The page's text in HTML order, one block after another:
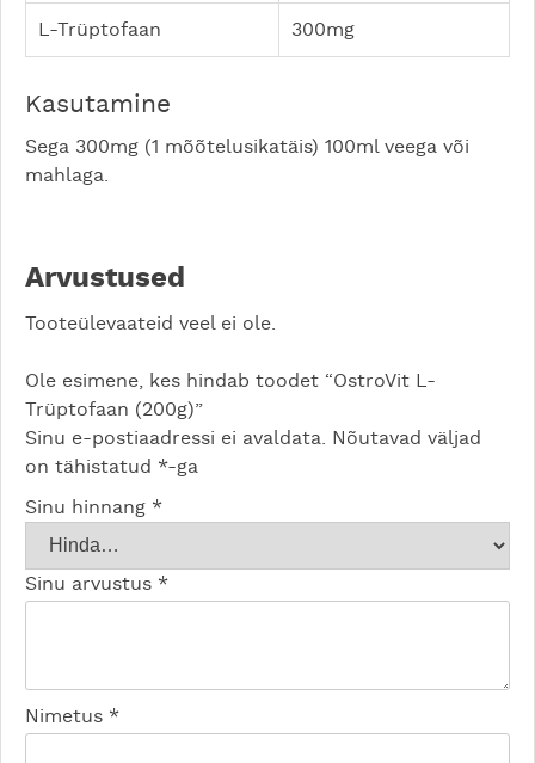
L-Trüptofaan 300mg
Kasutamine
Sega 300mg (1 mõõtelusikatäis) 100ml veega või
mahlaga.
Arvustused
Tooteülevaateid veel ei ole.
Ole esimene, kes hindab toodet “OstroVit L-
Trüptofaan (200g)”
Sinu e-postiaadressi ei avaldata.
Nõutavad väljad
on tähistatud *-ga
Sinu hinnang *
Sinu arvustus *
Nimetus *